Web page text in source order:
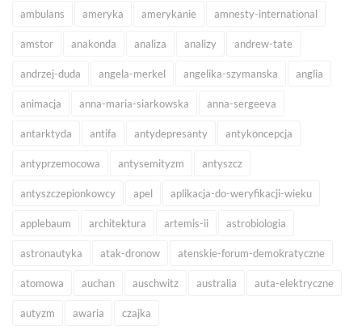
ambulans ameryka amerykanie amnesty-international
amstor anakonda analiza analizy andrew-tate
andrzej-duda angela-merkel angelika-szymanska anglia
animacja anna-maria-siarkowska anna-sergeeva
antarktyda antifa antydepresanty antykoncepcja
antyprzemocowa antysemityzm antyszcz
antyszczepionkowcy apel aplikacja-do-weryfikacji-wieku
applebaum architektura artemis-ii astrobiologia
astronautyka atak-dronow atenskie-forum-demokratyczne
atomowa auchan auschwitz australia auta-elektryczne
autyzm awaria czajka